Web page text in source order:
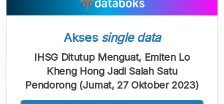
Akses single data
IHSG Ditutup Menguat, Emiten Lo
Kheng Hong Jadi Salah Satu
Pendorong (Jumat, 27 Oktober 2023)